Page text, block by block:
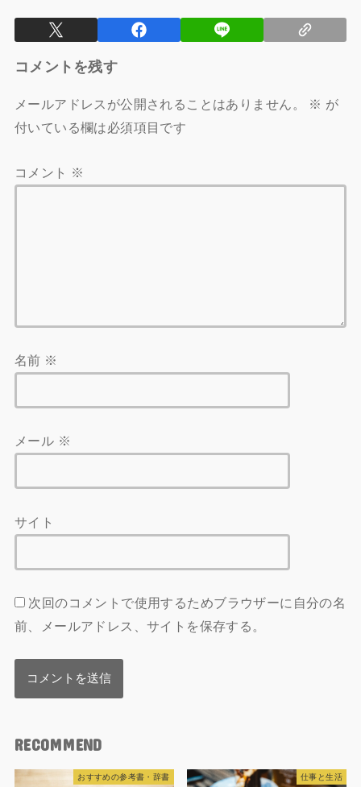
コメントを残す
メールアドレスが公開されることはありません。 ※ が
付いている欄は必須項目です
コメント ※
名前 ※
メール ※
サイト
次回のコメントで使用するためブラウザーに自分の名
前、メールアドレス、サイトを保存する。
RECOMMEND
おすすめの参考書・辞書 仕事と生活